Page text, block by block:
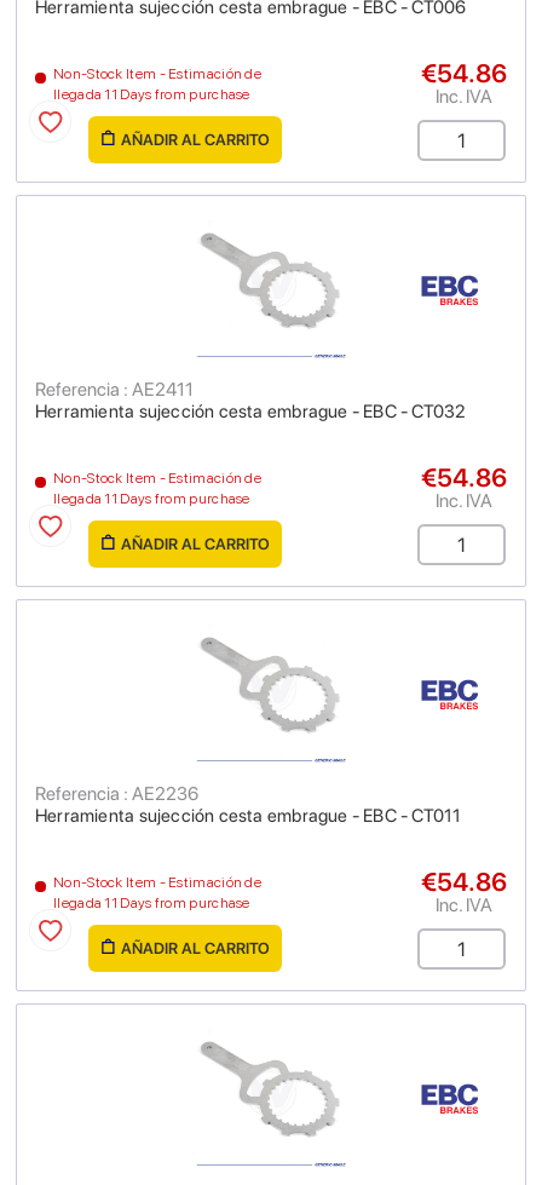
Herramienta sujección cesta embrague - EBC - CT006
Non-Stock Item - Estimación de
llegada 11 Days from purchase
€54.86
Inc. IVA
AÑADIR AL CARRITO
Herramienta sujección cesta embrague - EBC - CT032
Referencia : AE2411
Non-Stock Item - Estimación de
llegada 11 Days from purchase
€54.86
Inc. IVA
AÑADIR AL CARRITO
Herramienta sujección cesta embrague - EBC - CT011
Referencia : AE2236
Non-Stock Item - Estimación de
llegada 11 Days from purchase
€54.86
Inc. IVA
AÑADIR AL CARRITO